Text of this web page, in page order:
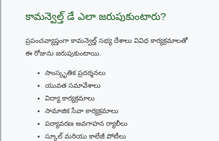
కామన్వెల్త్ డే ఎలా జరుపుకుంటారు?
ప్రపంచవ్యాప్తంగా కామన్వెల్త్ సభ్య దేశాలు వివిధ కార్యక్రమాలతో
ఈ రోజును జరుపుకుంటాయి.
సాంస్కృతిక ప్రదర్శనలు
యువత సమావేశాలు
విద్యా కార్యక్రమాలు
సామాజిక సేవా కార్యక్రమాలు
పర్యావరణ అవగాహన ర్యాలీలు
స్కూల్ మరియు కాలేజీ పోటీలు